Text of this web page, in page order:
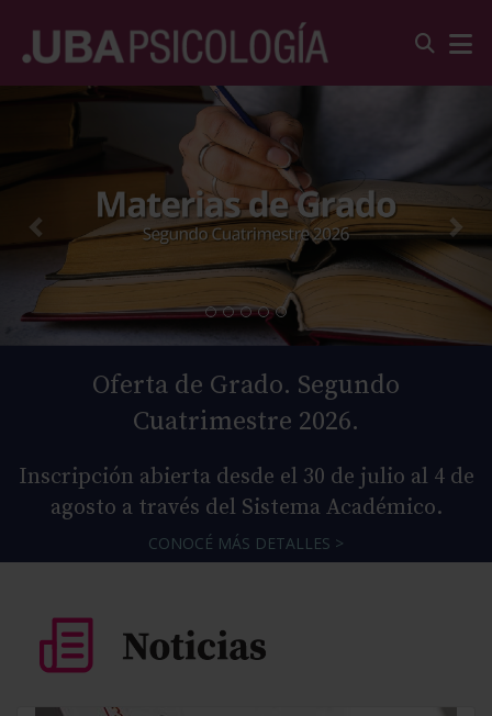
Oferta de Grado. Segundo
Cuatrimestre 2026.
Inscripción abierta desde el 30 de julio al 4 de
agosto a través del Sistema Académico.
CONOCÉ MÁS DETALLES >